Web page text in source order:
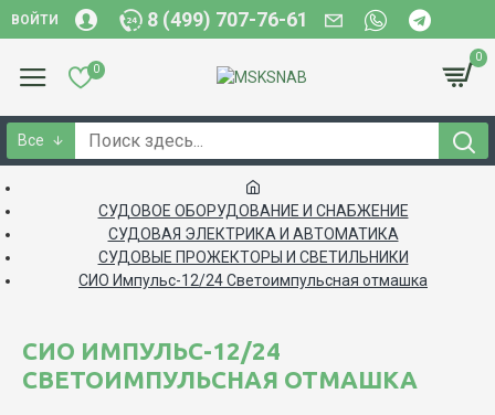
ВОЙТИ 8 (499) 707-76-61
0
0
Все
СУДОВОЕ ОБОРУДОВАНИЕ И СНАБЖЕНИЕ
СУДОВАЯ ЭЛЕКТРИКА И АВТОМАТИКА
СУДОВЫЕ ПРОЖЕКТОРЫ И СВЕТИЛЬНИКИ
СИО Импульс-12/24 Светоимпульсная отмашка
СИО ИМПУЛЬС-12/24
СВЕТОИМПУЛЬСНАЯ ОТМАШКА